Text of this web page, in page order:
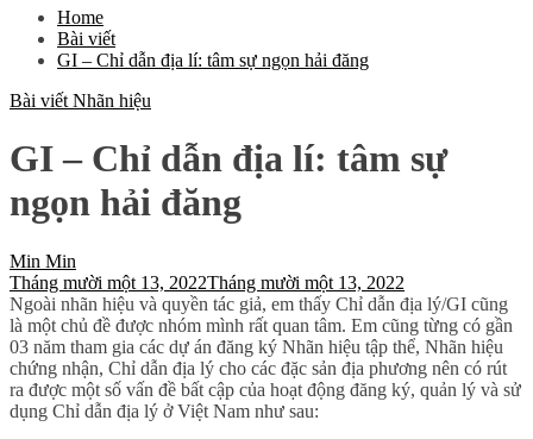
Home
Bài viết
GI – Chỉ dẫn địa lí: tâm sự ngọn hải đăng
Bài viết Nhãn hiệu
GI – Chỉ dẫn địa lí: tâm sự
ngọn hải đăng
Min Min
Tháng mười một 13, 2022Tháng mười một 13, 2022
Ngoài nhãn hiệu và quyền tác giả, em thấy Chỉ dẫn địa lý/GI cũng
là một chủ đề được nhóm mình rất quan tâm. Em cũng từng có gần
03 năm tham gia các dự án đăng ký Nhãn hiệu tập thể, Nhãn hiệu
chứng nhận, Chỉ dẫn địa lý cho các đặc sản địa phương nên có rút
ra được một số vấn đề bất cập của hoạt động đăng ký, quản lý và sử
dụng Chỉ dẫn địa lý ở Việt Nam như sau: